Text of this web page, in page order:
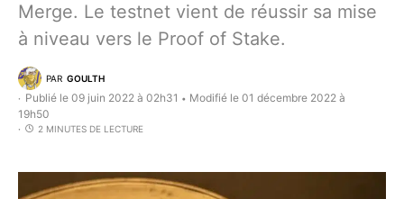
Merge. Le testnet vient de réussir sa mise
à niveau vers le Proof of Stake.
PAR GOULTH
Publié le 09 juin 2022 à 02h31 • Modifié le 01 décembre 2022 à
19h50
2 MINUTES DE LECTURE